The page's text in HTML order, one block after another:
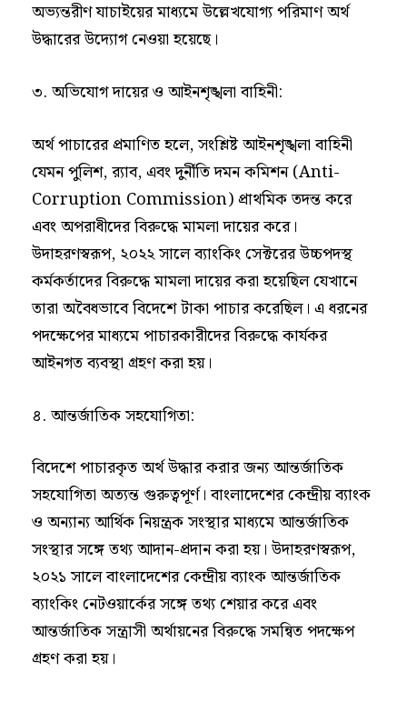
অভ্যন্তরীণ যাচাইয়ের মাধ্যমে উল্লেখযোগ্য পরিমাণ অর্থ
উদ্ধারের উদ্যোগ নেওয়া হয়েছে।
৩. অভিযোগ দায়ের ও আইনশৃঙ্খলা বাহিনী:
অর্থ পাচারের প্রমাণিত হলে, সংশ্লিষ্ট আইনশৃঙ্খলা বাহিনী
যেমন পুলিশ, র‌্যাব, এবং দুর্নীতি দমন কমিশন (Anti-
Corruption Commission) প্রাথমিক তদন্ত করে
এবং অপরাধীদের বিরুদ্ধে মামলা দায়ের করে।
উদাহরণস্বরূপ, ২০২২ সালে ব্যাংকিং সেক্টরের উচ্চপদস্থ
কর্মকর্তাদের বিরুদ্ধে মামলা দায়ের করা হয়েছিল যেখানে
তারা অবৈধভাবে বিদেশে টাকা পাচার করেছিল। এ ধরনের
পদক্ষেপের মাধ্যমে পাচারকারীদের বিরুদ্ধে কার্যকর
আইনগত ব্যবস্থা গ্রহণ করা হয়।
৪. আন্তর্জাতিক সহযোগিতা:
বিদেশে পাচারকৃত অর্থ উদ্ধার করার জন্য আন্তর্জাতিক
সহযোগিতা অত্যন্ত গুরুত্বপূর্ণ। বাংলাদেশের কেন্দ্রীয় ব্যাংক
ও অন্যান্য আর্থিক নিয়ন্ত্রক সংস্থার মাধ্যমে আন্তর্জাতিক
সংস্থার সঙ্গে তথ্য আদান-প্রদান করা হয়। উদাহরণস্বরূপ,
২০২১ সালে বাংলাদেশের কেন্দ্রীয় ব্যাংক আন্তর্জাতিক
ব্যাংকিং নেটওয়ার্কের সঙ্গে তথ্য শেয়ার করে এবং
আন্তর্জাতিক সন্ত্রাসী অর্থায়নের বিরুদ্ধে সমন্বিত পদক্ষেপ
গ্রহণ করা হয়।